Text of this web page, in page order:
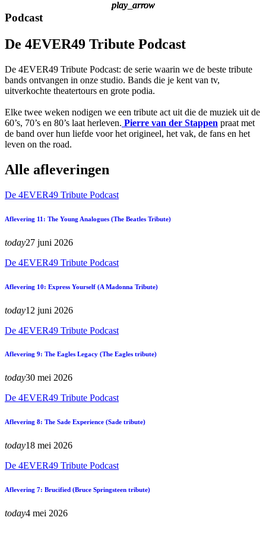
Podcast
De 4EVER49 Tribute Podcast
De 4EVER49 Tribute Podcast: de serie waarin we de beste tribute
bands ontvangen in onze studio. Bands die je kent van tv,
uitverkochte theatertours en grote podia.
Elke twee weken nodigen we een tribute act uit die de muziek uit de
60’s, 70’s en 80’s laat herleven. Pierre van der Stappen praat met
de band over hun liefde voor het origineel, het vak, de fans en het
leven on the road.
Alle afleveringen
play_arrow
De 4EVER49 Tribute Podcast
Aflevering 11: The Young Analogues (The Beatles Tribute)
today27 juni 2026
play_arrow
De 4EVER49 Tribute Podcast
Aflevering 10: Express Yourself (A Madonna Tribute)
today12 juni 2026
play_arrow
De 4EVER49 Tribute Podcast
Aflevering 9: The Eagles Legacy (The Eagles tribute)
today30 mei 2026
play_arrow
De 4EVER49 Tribute Podcast
Aflevering 8: The Sade Experience (Sade tribute)
today18 mei 2026
play_arrow
De 4EVER49 Tribute Podcast
Aflevering 7: Brucified (Bruce Springsteen tribute)
today4 mei 2026